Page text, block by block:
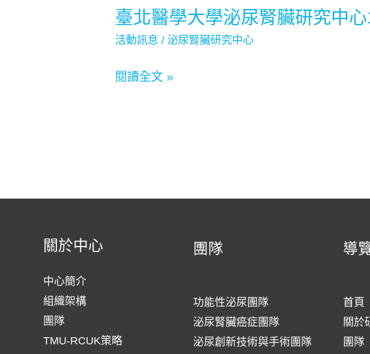
臺北醫學大學泌尿腎臟研究中
活動訊息 /泌尿腎臟研究中心
閱讀全文 »
關於中心
中心簡介
組織架構
團隊
TMU-RCUK策略
團隊
功能性泌尿團隊
泌尿腎臟癌症團隊
泌尿創新技術與手術團隊
導
首頁
關於
團隊